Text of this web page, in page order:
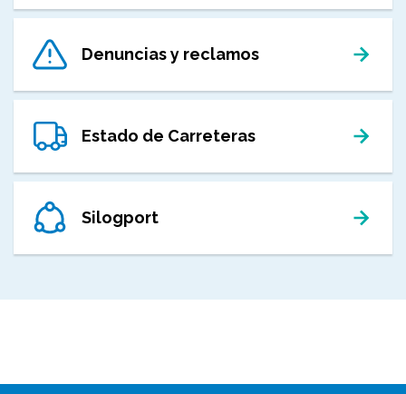
Denuncias y reclamos
Estado de Carreteras
Silogport